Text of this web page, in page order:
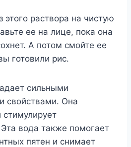
этого раствора на чистую
ее на лице, пока она
А потом смойте ее
готовили рис.
сильными
свойствами. Она
вода также помогает
пятен и снимает